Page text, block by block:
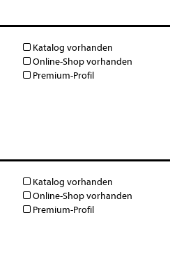
Katalog vorhanden
Online-Shop vorhanden
Premium-Profil
Katalog vorhanden
Online-Shop vorhanden
Premium-Profil